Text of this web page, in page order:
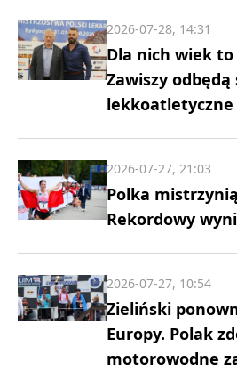
Dla nich wiek
Zawiszy odbędą
2026-07-28, 14:31
Polka
Rekordowy
2026-07-27, 21:03
Zieliński
Europy. Polak
motorowodne
2026-07-27, 10:54